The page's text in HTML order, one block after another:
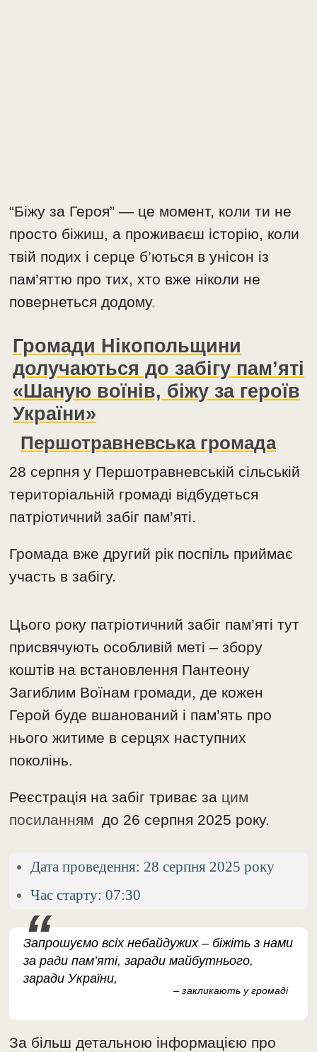
“Біжу за Героя” — це момент, коли ти не
просто біжиш, а проживаєш історію, коли
твій подих і серце б’ються в унісон із
пам’яттю про тих, хто вже ніколи не
повернеться додому.
Громади Нікопольщини
долучаються до забігу пам’яті
«Шаную воїнів, біжу за героїв
України»
Першотравневська громада
28 серпня у Першотравневській сільській
територіальній громаді відбудеться
патріотичний забіг пам’яті.
Громада вже другий рік поспіль приймає
участь в забігу.
Цього року патріотичний забіг пам’яті тут
присвячують особливій меті – збору
коштів на встановлення Пантеону
Загиблим Воїнам громади, де кожен
Герой буде вшанований і пам’ять про
нього житиме в серцях наступних
поколінь.
Реєстрація на забіг триває за цим
посиланнямдо 26 серпня 2025 року.
Дата проведення: 28 серпня 2025 року
Час старту: 07:30
Запрошуємо всіх небайдужих – біжіть з нами
за ради пам’яті, заради майбутнього,
заради України,
– закликають у громаді
За більш детальною інформацією про